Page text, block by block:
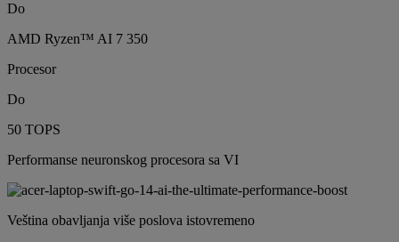
Do
AMD Ryzen™ AI 7 350
Procesor
Do
50 TOPS
Performanse neuronskog procesora sa VI
Veština obavljanja više poslova istovremeno